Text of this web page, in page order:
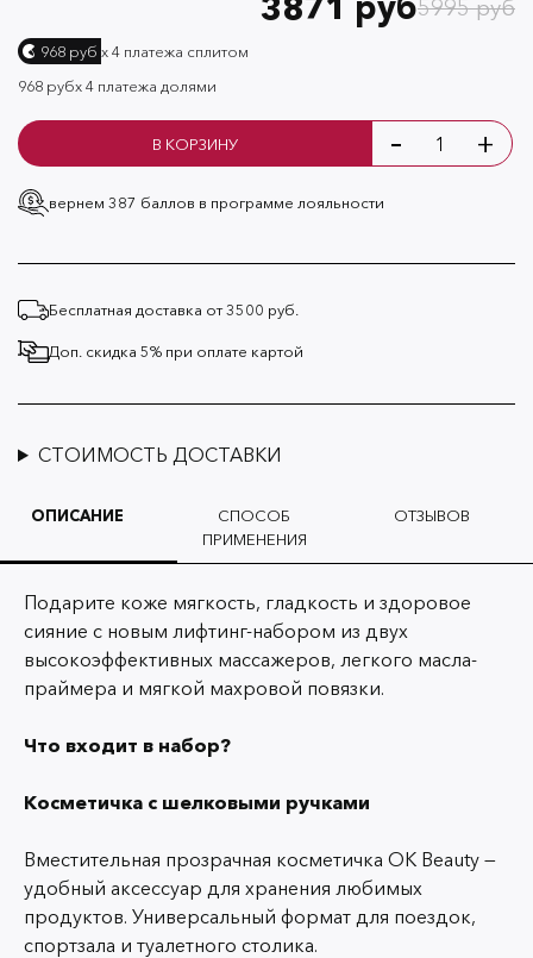
5995 руб
968 руб х 4 платежа сплитом
968 рубх 4 платежа долями
В КОРЗИНУ - +
вернем 387 баллов в программе лояльности
Бесплатная доставка от 3500 руб.
Доп. скидка 5% при оплате картой
СТОИМОСТЬ ДОСТАВКИ
ОПИСАНИЕ
СПОСОБ
ПРИМЕНЕНИЯ
ОТЗЫВОВ
Подарите коже мягкость, гладкость и здоровое
сияние с новым лифтинг-набором из двух
высокоэффективных массажеров, легкого масла-
праймера и мягкой махровой повязки.
Что входит в набор?
Косметичка с шелковыми ручками
Вместительная прозрачная косметичка OK Beauty —
удобный аксессуар для хранения любимых
продуктов. Универсальный формат для поездок,
спортзала и туалетного столика.